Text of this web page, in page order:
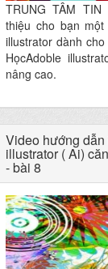
TRUNG TÂM
thiệu cho bạn
illustrator dành
HọcAdoble
nâng cao.
Video hướng
illustrator ( Ai)
- bài 8